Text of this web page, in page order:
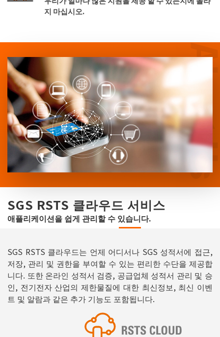
지 마십시오.
SGS RSTS 클라우드 서비스
애플리케이션을 쉽게 관리할 수 있습니다.
SGS RSTS 클라우드는 언제 어디서나 SGS 성적서에 접근,
저장, 관리 및 권한을 부여할 수 있는 편리한 수단을 제공합
니다. 또한 온라인 성적서 검증, 공급업체 성적서 관리 및 승
인, 전기전자 산업의 제한물질에 대한 최신정보, 최신 이벤
트 및 알람과 같은 추가 기능도 포함됩니다.